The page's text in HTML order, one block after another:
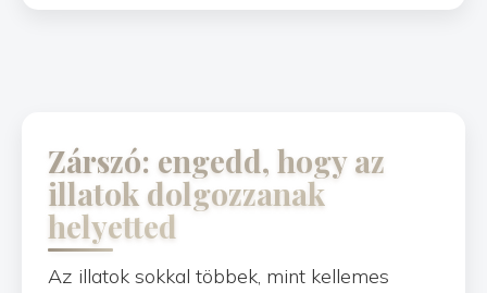
Zárszó: engedd, hogy az
illatok dolgozzanak
helyetted
Az illatok sokkal többek, mint kellemes